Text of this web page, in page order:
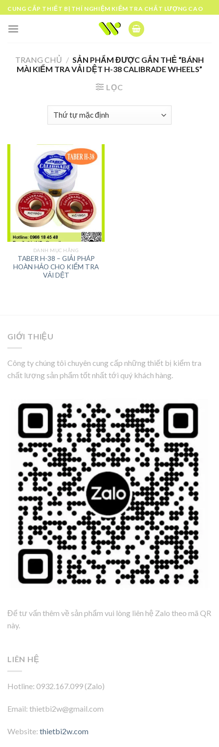
Skip
to
content
CUNG CẤP THIẾT BỊ THÍ NGHIỆM KIỂM TRA CHẤT LƯỢNG CAO
TRANG CHỦ / SẢN PHẨM ĐƯỢC GẮN THẺ “BÁNH
MÀI KIỂM TRA VẢI DỆT H-38 CALIBRADE WHEELS”
LỌC
DANH MỤC HÃNG
TABER H-38 – GIẢI PHÁP
HOÀN HẢO CHO KIỂM TRA
VẢI DỆT
GIỚI THIỆU
Công ty chúng tôi chuyên cung cấp những thiết bị kiểm tra
chất lượng sản phẩm tốt nhất tới quý khách hàng.
Để tư vấn thêm về sản phẩm vui lòng liên hệ Zalo theo mã QR
này.
LIÊN HỆ
Hotline: 0932.167.099 (Zalo)
Email: thietbi2w@gmail.com
Website: thietbi2w.com